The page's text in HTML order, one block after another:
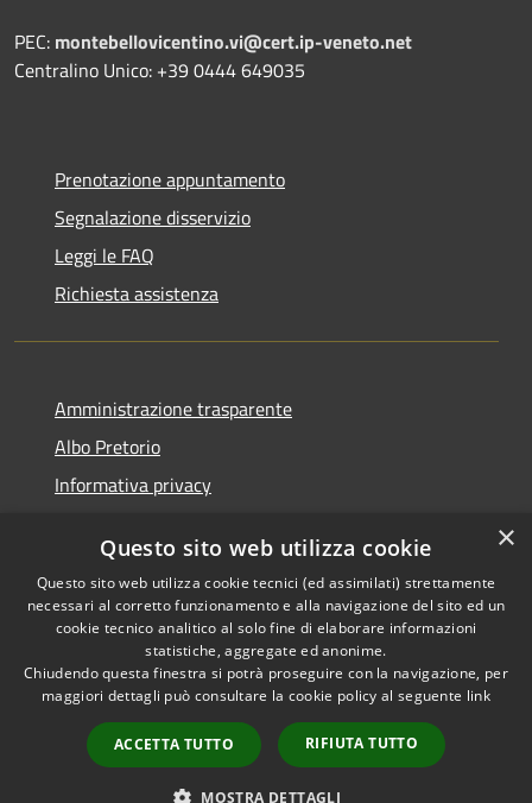
PEC: montebellovicentino.vi@cert.ip-veneto.net
Centralino Unico: +39 0444 649035
Prenotazione appuntamento
Segnalazione disservizio
Leggi le FAQ
Richiesta assistenza
Amministrazione trasparente
Albo Pretorio
Informativa privacy
Dichiarazione di accessibilità
RSS
Accessibilità
Copyright © 2026 • Comune di
Montebello Vicentino •
Powered byMunicipium
Accesso redazione
×
Questo sito web utilizza cookie
Questo sito web utilizza cookie tecnici (ed assimilati) strettamente
necessari al corretto funzionamento e alla navigazione del sito ed un
cookie tecnico analitico al solo fine di elaborare informazioni
statistiche, aggregate ed anonime.
Chiudendo questa finestra si potrà proseguire con la navigazione, per
maggiori dettagli può consultare la cookie policy al seguente link
ACCETTA TUTTO RIFIUTA TUTTO
MOSTRA DETTAGLI